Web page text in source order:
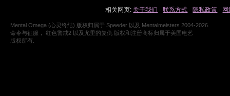
相关网页: 关于我们 -联系方式 - 隐私政策 -
Mental Omega (心灵终结) 版权归属于 Speeder 以及 Mentalmeisters 2004-2026.
命令与征服， 红色警戒2 以及尤里的复仇 版权和注册商标归属于美国电艺
版权所有.